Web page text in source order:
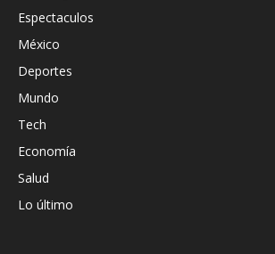
Espectaculos
México
Deportes
Mundo
Tech
Economía
Salud
Lo último